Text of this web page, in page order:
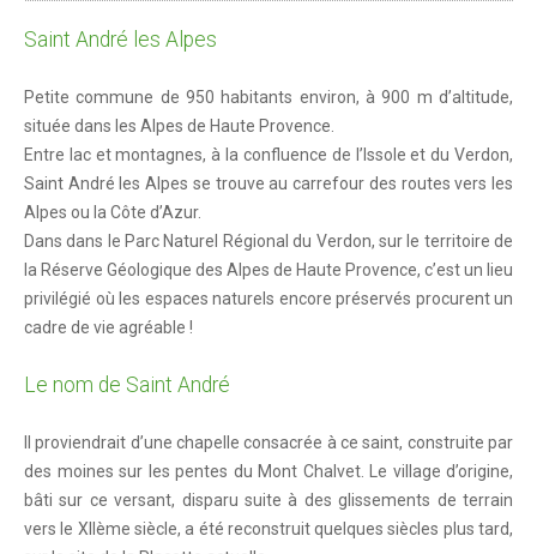
Population
Bulletin Municipal REFLETS édition annuelle
Reflets 2023
Reflets 2021
Reflets 2018
Reflets 2017
Reflets 2016
Actualités
Saint André les Alpes
Petite commune de 950 habitants environ, à 900 m d’altitude,
située dans les Alpes de Haute Provence.
Entre lac et montagnes, à la confluence de l’Issole et du Verdon,
Saint André les Alpes se trouve au carrefour des routes vers les
Alpes ou la Côte d’Azur.
Dans dans le Parc Naturel Régional du Verdon, sur le territoire de
la Réserve Géologique des Alpes de Haute Provence, c’est un lieu
privilégié où les espaces naturels encore préservés procurent un
cadre de vie agréable !
Le nom de Saint André
Il proviendrait d’une chapelle consacrée à ce saint, construite par
des moines sur les pentes du Mont Chalvet. Le village d’origine,
bâti sur ce versant, disparu suite à des glissements de terrain
vers le XIIème siècle, a été reconstruit quelques siècles plus tard,